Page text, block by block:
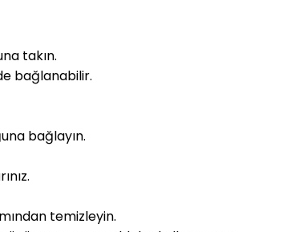
takın.
bağlanabilir.
bağlayın.
temizleyin.